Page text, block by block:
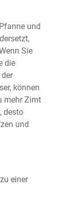
und
Sie
die
können
mehr Zimt
desto
und
einer